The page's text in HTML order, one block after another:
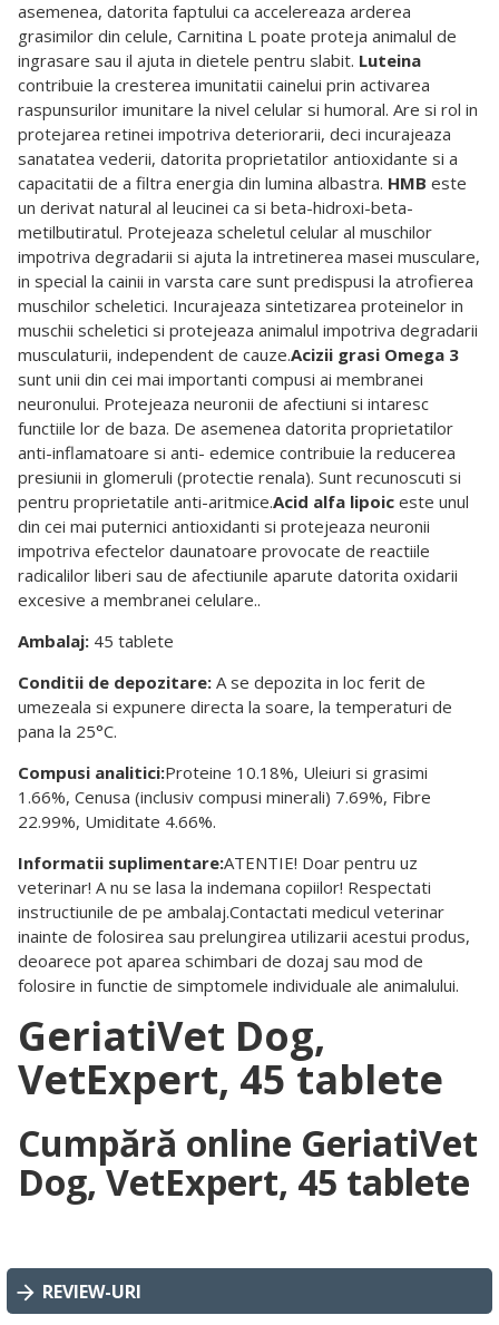
asemenea, datorita faptului ca accelereaza arderea
grasimilor din celule, Carnitina L poate proteja animalul de
ingrasare sau il ajuta in dietele pentru slabit. Luteina
contribuie la cresterea imunitatii cainelui prin activarea
raspunsurilor imunitare la nivel celular si humoral. Are si rol in
protejarea retinei impotriva deteriorarii, deci incurajeaza
sanatatea vederii, datorita proprietatilor antioxidante si a
capacitatii de a filtra energia din lumina albastra. HMB este
un derivat natural al leucinei ca si beta-hidroxi-beta-
metilbutiratul. Protejeaza scheletul celular al muschilor
impotriva degradarii si ajuta la intretinerea masei musculare,
in special la cainii in varsta care sunt predispusi la atrofierea
muschilor scheletici. Incurajeaza sintetizarea proteinelor in
muschii scheletici si protejeaza animalul impotriva degradarii
musculaturii, independent de cauze.Acizii grasi Omega 3
sunt unii din cei mai importanti compusi ai membranei
neuronului. Protejeaza neuronii de afectiuni si intaresc
functiile lor de baza. De asemenea datorita proprietatilor
anti-inflamatoare si anti- edemice contribuie la reducerea
presiunii in glomeruli (protectie renala). Sunt recunoscuti si
pentru proprietatile anti-aritmice.Acid alfa lipoic este unul
din cei mai puternici antioxidanti si protejeaza neuronii
impotriva efectelor daunatoare provocate de reactiile
radicalilor liberi sau de afectiunile aparute datorita oxidarii
excesive a membranei celulare..
Ambalaj: 45 tablete
Conditii de depozitare: A se depozita in loc ferit de
umezeala si expunere directa la soare, la temperaturi de
pana la 25°C.
Compusi analitici:Proteine 10.18%, Uleiuri si grasimi
1.66%, Cenusa (inclusiv compusi minerali) 7.69%, Fibre
22.99%, Umiditate 4.66%.
Informatii suplimentare:ATENTIE! Doar pentru uz
veterinar! A nu se lasa la indemana copiilor! Respectati
instructiunile de pe ambalaj.Contactati medicul veterinar
inainte de folosirea sau prelungirea utilizarii acestui produs,
deoarece pot aparea schimbari de dozaj sau mod de
folosire in functie de simptomele individuale ale animalului.
GeriatiVet Dog,
VetExpert, 45 tablete
Cumpără online GeriatiVet
Dog, VetExpert, 45 tablete
REVIEW-URI